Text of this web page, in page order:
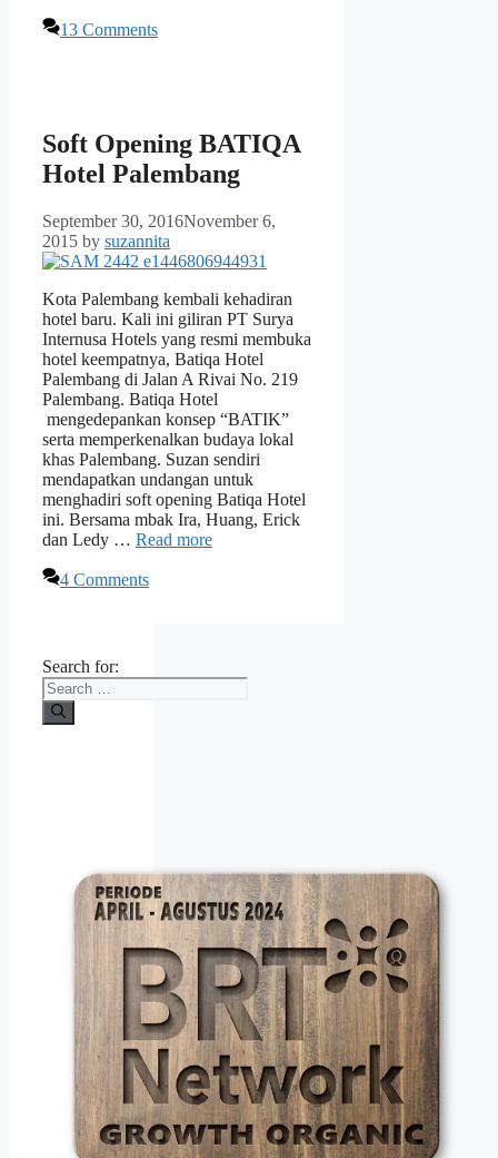
13 Comments
Soft Opening BATIQA
Hotel Palembang
September 30, 2016November 6,
2015 by suzannita
Kota Palembang kembali kehadiran
hotel baru. Kali ini giliran PT Surya
Internusa Hotels yang resmi membuka
hotel keempatnya, Batiqa Hotel
Palembang di Jalan A Rivai No. 219
Palembang. Batiqa Hotel
mengedepankan konsep “BATIK”
serta memperkenalkan budaya lokal
khas Palembang. Suzan sendiri
mendapatkan undangan untuk
menghadiri soft opening Batiqa Hotel
ini. Bersama mbak Ira, Huang, Erick
dan Ledy … Read more
4 Comments
Search for: